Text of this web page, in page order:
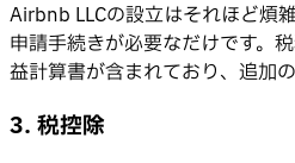
Airbnb LLCの設立はそれほど煩
申請手続きが必要なだけです。
益計算書が含まれており、追加
3. 税控除